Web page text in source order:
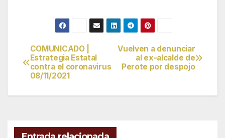
Navegación
de
entradas
Vuelven a denunciar
al ex-alcalde de
Perote por despojo
COMUNICADO |
Estrategia Estatal
contra el coronavirus
08/11/2021